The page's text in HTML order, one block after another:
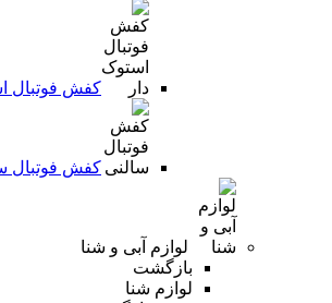
کفش فوتبال
کفش فوتبال
لوازم آبی و شنا
بازگشت
لوازم شنا